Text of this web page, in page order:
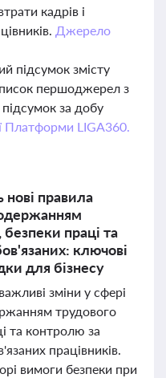
кадрів і
Джерело
підсумок змісту
першоджерел з
за добу
Платформи LIGA360.
правила
праці та
ключові
для бізнесу
зміни у сфері
трудового
та контролю за
працівників.
вимоги безпеки при